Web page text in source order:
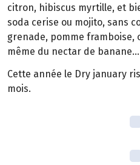
citron, hibiscus myrtille, et
soda cerise ou mojito, sans
grenade, pomme framboise,
même du nectar de banane...
Cette année le Dry january
mois.